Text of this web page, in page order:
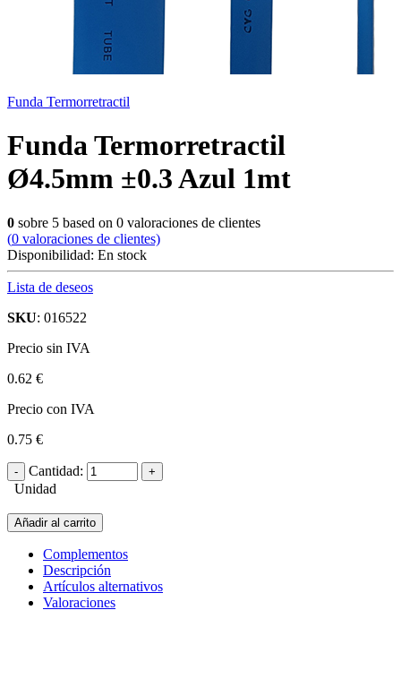
Funda Termorretractil
Funda Termorretractil
Ø4.5mm ±0.3 Azul 1mt
0 sobre 5 based on 0 valoraciones de clientes
(0 valoraciones de clientes)
Disponibilidad: En stock
Lista de deseos
SKU: 016522
Precio sin IVA
0.62 €
Precio con IVA
0.75 €
Cantidad:
Unidad
Añadir al carrito
Complementos
Descripción
Artículos alternativos
Valoraciones